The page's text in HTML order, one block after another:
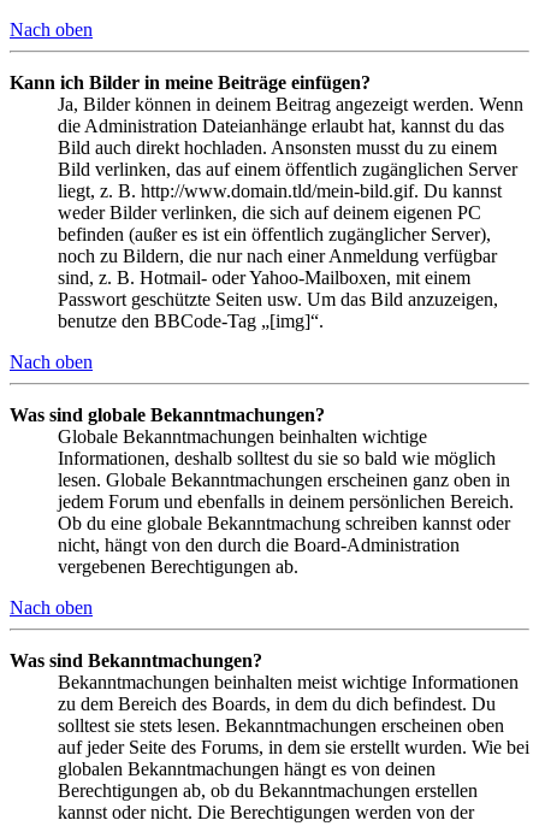
Nach oben
Kann ich Bilder in meine Beiträge einfügen?
Ja, Bilder können in deinem Beitrag angezeigt werden. Wenn
die Administration Dateianhänge erlaubt hat, kannst du das
Bild auch direkt hochladen. Ansonsten musst du zu einem
Bild verlinken, das auf einem öffentlich zugänglichen Server
liegt, z. B. http://www.domain.tld/mein-bild.gif. Du kannst
weder Bilder verlinken, die sich auf deinem eigenen PC
befinden (außer es ist ein öffentlich zugänglicher Server),
noch zu Bildern, die nur nach einer Anmeldung verfügbar
sind, z. B. Hotmail- oder Yahoo-Mailboxen, mit einem
Passwort geschützte Seiten usw. Um das Bild anzuzeigen,
benutze den BBCode-Tag „[img]“.
Nach oben
Was sind globale Bekanntmachungen?
Globale Bekanntmachungen beinhalten wichtige
Informationen, deshalb solltest du sie so bald wie möglich
lesen. Globale Bekanntmachungen erscheinen ganz oben in
jedem Forum und ebenfalls in deinem persönlichen Bereich.
Ob du eine globale Bekanntmachung schreiben kannst oder
nicht, hängt von den durch die Board-Administration
vergebenen Berechtigungen ab.
Nach oben
Was sind Bekanntmachungen?
Bekanntmachungen beinhalten meist wichtige Informationen
zu dem Bereich des Boards, in dem du dich befindest. Du
solltest sie stets lesen. Bekanntmachungen erscheinen oben
auf jeder Seite des Forums, in dem sie erstellt wurden. Wie bei
globalen Bekanntmachungen hängt es von deinen
Berechtigungen ab, ob du Bekanntmachungen erstellen
kannst oder nicht. Die Berechtigungen werden von der